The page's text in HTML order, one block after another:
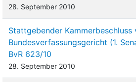
28. September 2010
Stattgebender Kammerbeschluss
Bundesverfassungsgericht (1.
BvR 623/10
28. September 2010